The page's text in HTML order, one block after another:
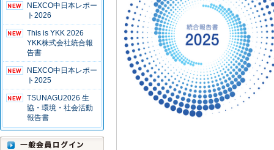
NEXCO中日本レポー
ト2026
This is YKK 2026
YKK株式会社統合報
告書
NEXCO中日本レポー
ト2025
TSUNAGU2026 生
協・環境・社会活動
報告書